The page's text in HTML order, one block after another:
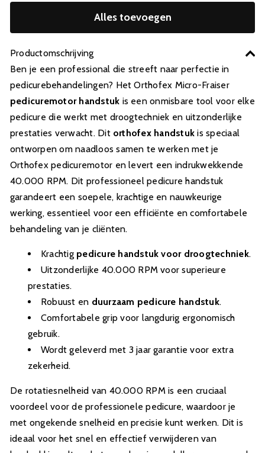
Alles toevoegen
Productomschrijving
Ben je een professional die streeft naar perfectie in
pedicurebehandelingen? Het Orthofex Micro-Fraiser
pedicuremotor handstuk is een onmisbare tool voor elke
pedicure die werkt met droogtechniek en uitzonderlijke
prestaties verwacht. Dit orthofex handstuk is speciaal
ontworpen om naadloos samen te werken met je
Orthofex pedicuremotor en levert een indrukwekkende
40.000 RPM. Dit professioneel pedicure handstuk
garandeert een soepele, krachtige en nauwkeurige
werking, essentieel voor een efficiënte en comfortabele
behandeling van je cliënten.
Krachtig pedicure handstuk voor droogtechniek.
Uitzonderlijke 40.000 RPM voor superieure
prestaties.
Robuust en duurzaam pedicure handstuk.
Comfortabele grip voor langdurig ergonomisch
gebruik.
Wordt geleverd met 3 jaar garantie voor extra
zekerheid.
De rotatiesnelheid van 40.000 RPM is een cruciaal
voordeel voor de professionele pedicure, waardoor je
met ongekende snelheid en precisie kunt werken. Dit is
ideaal voor het snel en effectief verwijderen van